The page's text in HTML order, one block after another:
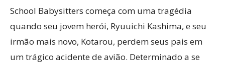
School Babysitters começa com uma tragédia
quando seu jovem herói, Ryuuichi Kashima, e seu
irmão mais novo, Kotarou, perdem seus pais em
um trágico acidente de avião. Determinado a se